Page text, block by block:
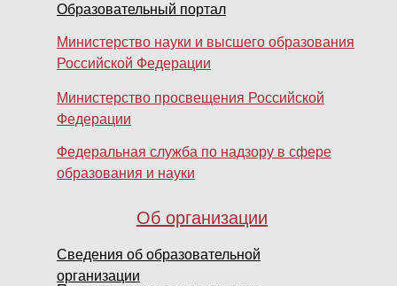
Об организации
Образовательный портал
Министерство науки и высшего образования
Российской Федерации
Министерство просвещения Российской
Федерации
Федеральная служба по надзору в сфере
образования и науки
Сведения об образовательной
организации